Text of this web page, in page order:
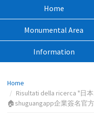
Home
Monumental Area
Information
Percorso
pagina:
Home
Risultati della ricerca "日
🏠shuguangapp企業簽名官